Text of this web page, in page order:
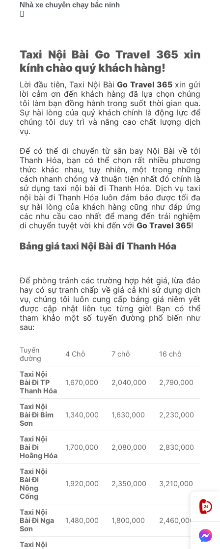
Nhà xe chuyên chạy bắc ninh
Taxi Nội Bài Go Travel 365 xin
kính chào quý khách hàng!
Lời đầu tiên, Taxi Nội BàiGo Travel 365 xin gửi
lời cảm ơn đến khách hàng đã lựa chọn chúng
tôi làm bạn đồng hành trong suốt thời gian qua.
Sự hài lòng của quý khách chính là động lực để
chúng tôi duy trì và nâng cao chất lượng dịch
vụ.
Để có thể di chuyển từ sân bay Nội Bài về tới
Thanh Hóa, bạn có thể chọn rất nhiều phương
thức khác nhau, tuy nhiên, một trong những
cách nhanh chóng và thuận tiện nhất đó chính là
sử dụng taxi nội bài đi Thanh Hóa. Dịch vụ taxi
nội bài đi Thanh Hóa luôn đảm bảo được tối đa
sự hài lòng của khách hàng cũng như đáp ứng
các nhu cầu cao nhất để mang đến trải nghiệm
di chuyển tuyệt vời khi đến với Go Travel 365!
Bảng giá taxi Nội Bài đi Thanh Hóa
Để phòng tránh các trường hợp hét giá, lừa đảo
hay có sự tranh chấp về giá cả khi sử dụng dịch
vụ, chúng tôi luôn cung cấp bảng giá niêm yết
được cập nhật liên tục từng giờ! Bạn có thể
tham khảo một số tuyến đường phổ biến như
sau:
Tuyến
đường
4 Chỗ 7 chỗ 16 chỗ
Taxi Nội
Bài Đi TP
Thanh Hóa
1,670,000 2,040,000 2,790,000
Taxi Nội
Bài Đi Bỉm
Sơn
1,340,000 1,630,000 2,230,000
Taxi Nội
Bài Đi
Hoằng Hóa
1,700,000 2,080,000 2,830,000
Taxi Nội
Bài Đi
Nông
Cống
1,920,000 2,350,000 3,210,000
Taxi Nội
Bài Đi Nga
Sơn
1,480,000 1,800,000 2,460,000
Taxi Nội